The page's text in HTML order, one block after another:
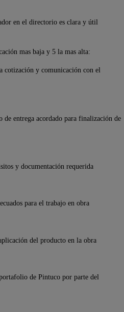
en el directorio es clara y útil
mas baja y 5 la mas alta:
cotización y comunicación con el
entrega acordado para finalización de
y documentación requerida
para el trabajo en obra
del producto en la obra
de Pintuco por parte del